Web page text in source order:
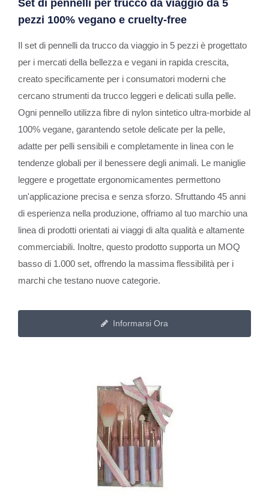
Set di pennelli per trucco da viaggio da 5
pezzi 100% vegano e cruelty-free
Il set di pennelli da trucco da viaggio in 5 pezzi è progettato
per i mercati della bellezza e vegani in rapida crescita,
creato specificamente per i consumatori moderni che
cercano strumenti da trucco leggeri e delicati sulla pelle.
Ogni pennello utilizza fibre di nylon sintetico ultra-morbide al
100% vegane, garantendo setole delicate per la pelle,
adatte per pelli sensibili e completamente in linea con le
tendenze globali per il benessere degli animali. Le maniglie
leggere e progettate ergonomicamentes permettono
un'applicazione precisa e senza sforzo. Sfruttando 45 anni
di esperienza nella produzione, offriamo al tuo marchio una
linea di prodotti orientati ai viaggi di alta qualità e altamente
commerciabili. Inoltre, questo prodotto supporta un MOQ
basso di 1.000 set, offrendo la massima flessibilità per i
marchi che testano nuove categorie.
Informarsi Ora